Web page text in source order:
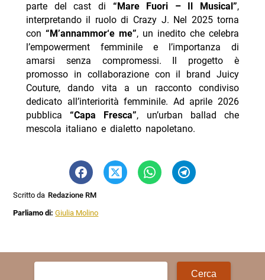
parte del cast di “Mare Fuori – Il Musical”,
interpretando il ruolo di Crazy J. Nel 2025 torna
con “M’annammor‘e me”, un inedito che celebra
l’empowerment femminile e l’importanza di
amarsi senza compromessi. Il progetto è
promosso in collaborazione con il brand Juicy
Couture, dando vita a un racconto condiviso
dedicato all’interiorità femminile. Ad aprile 2026
pubblica“Capa Fresca”, un’urban ballad che
mescola italiano e dialetto napoletano.
Scritto da Redazione RM
Parliamo di:Giulia Molino
Ricerca